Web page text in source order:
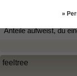
Kennst du dein
Anteile aufweist, du
feeltree
»